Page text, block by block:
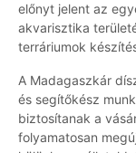
előnyt jelent az
akvarisztika
terráriumok
A Madagaszkár
és segítőkész
biztosítanak a
folyamatosan